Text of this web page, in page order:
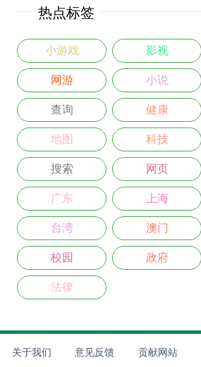
热点标签
小游戏 影视
网游 小说
查询 健康
地图 科技
搜索 网页
广东 上海
台湾 澳门
校园 政府
法律
关于我们 意见反馈 贡献网站